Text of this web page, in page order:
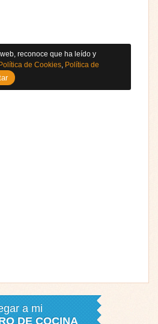
a mi
DE COCINA
reconoce que ha leído y
de Cookies Política de